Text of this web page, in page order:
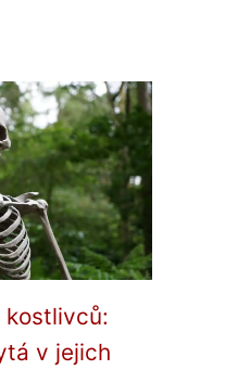
v jejich